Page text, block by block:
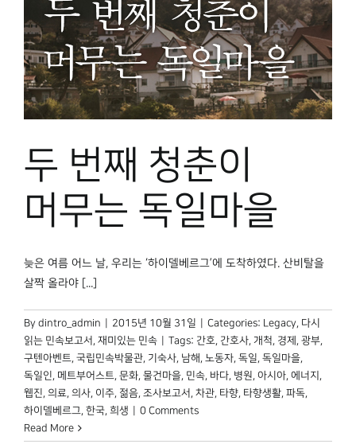
두 번째 청춘이
머무는 독일마을
늦은 여름 어느 날, 우리는 ‘하이델베르그’에 도착하였다. 산비탈을
살짝 올라야 [...]
By dintro_admin 2015년 10월 31일 Categories: Legacy, 다시
읽는 민속보고서 , 재미있는 민속 Tags: 간호, 간호사, 개척, 경제 , 광부,
구텐아벤트, 국립민속박물관, 기숙사, 남해 , 노동자, 독일, 독일마을,
독일인, 메트부어스트, 문화, 물건마을, 민속, 바다, 병원, 아시아, 에너지 ,
웹진, 의료, 의사, 이주, 젊음, 조사보고서 , 차관, 타향, 타향생활, 파독,
하이델베르그, 한국, 희생
0 Comments
Read More